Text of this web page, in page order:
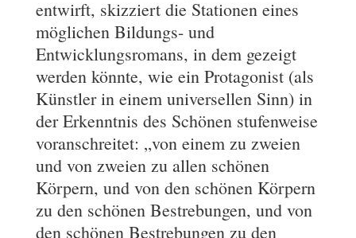
entwirft, skizziert die Stationen eines
möglichen Bildungs- und
Entwicklungsromans, in dem gezeigt
werden könnte, wie ein Protagonist (als
Künstler in einem universellen Sinn) in
der Erkenntnis des Schönen stufenweise
voranschreitet: „von einem zu zweien
und von zweien zu allen schönen
Körpern, und von den schönen Körpern
zu den schönen Bestrebungen, und von
den schönen Bestrebungen zu den